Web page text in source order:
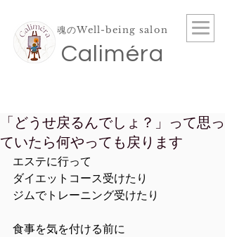
​Caliméra
魂のWell-being salon
「どうせ戻るんでしょ？」って思っ
ていたら何やっても戻ります
エステに行って
ダイエットコース受けたり
ジムでトレーニング受けたり
食事を気を付ける前に